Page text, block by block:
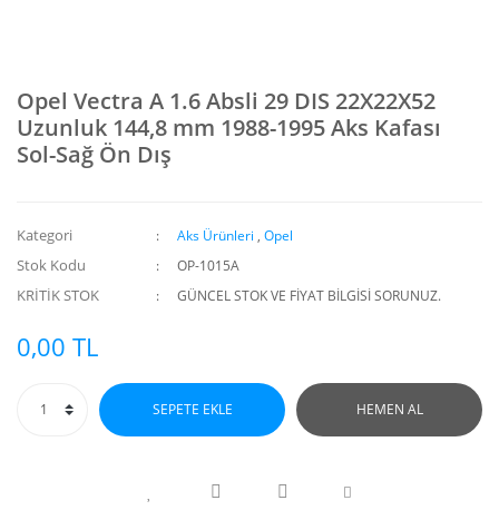
Opel Vectra A 1.6 Absli 29 DIS 22X22X52
Uzunluk 144,8 mm 1988-1995 Aks Kafası
Sol-Sağ Ön Dış
Kategori Aks Ürünleri ,Opel
Stok Kodu OP-1015A
KRİTİK STOK GÜNCEL STOK VE FİYAT BİLGİSİ SORUNUZ.
0,00 TL
SEPETE EKLE HEMEN AL